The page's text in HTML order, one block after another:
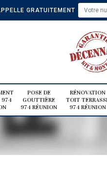
GRATUITEMENT
974
POSE DE
GOUTTIÈRE
974 RÉUNION
RÉNOVATION
TOIT
974 RÉUNION